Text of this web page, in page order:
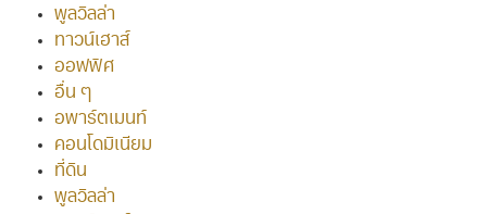
พูลวิลล่า
ทาวน์เฮาส์
ออฟฟิศ
อื่น ๆ
อพาร์ตเมนท์
คอนโดมิเนียม
ที่ดิน
พูลวิลล่า